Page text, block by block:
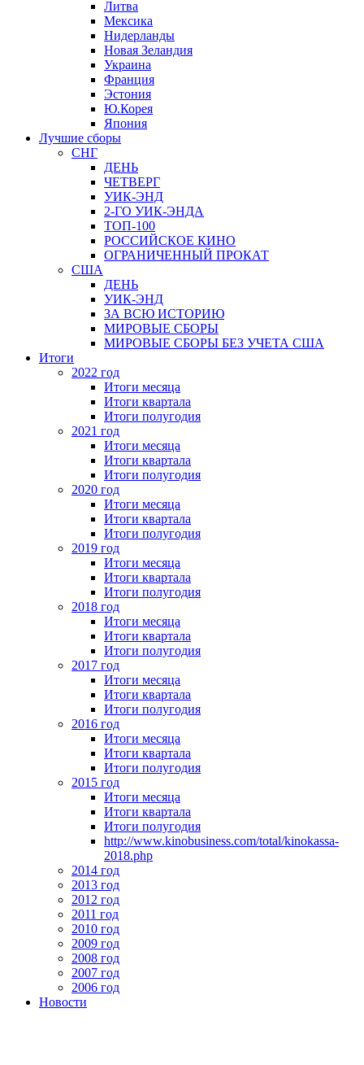
Литва
Мексика
Нидерланды
Новая Зеландия
Украина
Франция
Эстония
Ю.Корея
Япония
Лучшие сборы
СНГ
ДЕНЬ
ЧЕТВЕРГ
УИК-ЭНД
2-ГО УИК-ЭНДА
ТОП-100
РОССИЙСКОЕ КИНО
ОГРАНИЧЕННЫЙ ПРОКАТ
США
ДЕНЬ
УИК-ЭНД
ЗА ВСЮ ИСТОРИЮ
МИРОВЫЕ СБОРЫ
МИРОВЫЕ СБОРЫ БЕЗ УЧЕТА США
Итоги
2022 год
Итоги месяца
Итоги квартала
Итоги полугодия
2021 год
Итоги месяца
Итоги квартала
Итоги полугодия
2020 год
Итоги месяца
Итоги квартала
Итоги полугодия
2019 год
Итоги месяца
Итоги квартала
Итоги полугодия
2018 год
Итоги месяца
Итоги квартала
Итоги полугодия
2017 год
Итоги месяца
Итоги квартала
Итоги полугодия
2016 год
Итоги месяца
Итоги квартала
Итоги полугодия
2015 год
Итоги месяца
Итоги квартала
Итоги полугодия
http://www.kinobusiness.com/total/kinokassa-
2018.php
2014 год
2013 год
2012 год
2011 год
2010 год
2009 год
2008 год
2007 год
2006 год
Новости